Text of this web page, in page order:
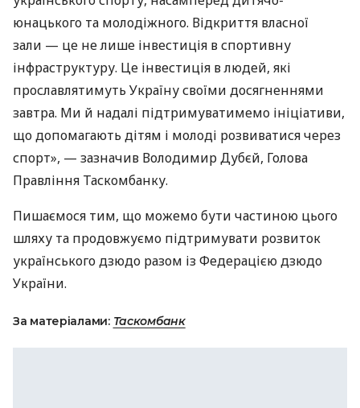
юнацького та молодіжного. Відкриття власної
зали — це не лише інвестиція в спортивну
інфраструктуру. Це інвестиція в людей, які
прославлятимуть Україну своїми досягненнями
завтра. Ми й надалі підтримуватимемо ініціативи,
що допомагають дітям і молоді розвиватися через
спорт», — зазначив Володимир Дубєй, Голова
Правління Таскомбанку.
Пишаємося тим, що можемо бути частиною цього
шляху та продовжуємо підтримувати розвиток
українського дзюдо разом із Федерацією дзюдо
України.
За матеріалами: Таскомбанк